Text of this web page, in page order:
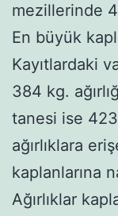
mezillerinde
En büyük
Kayıtlardaki
384 kg.
tanesi ise 423
ağırlıklara
kaplanlarına
Ağırlıklar